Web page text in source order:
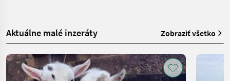
Aktuálne malé inzeráty Zobraziť všetko